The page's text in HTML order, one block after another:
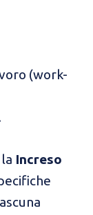
(work-
Increso